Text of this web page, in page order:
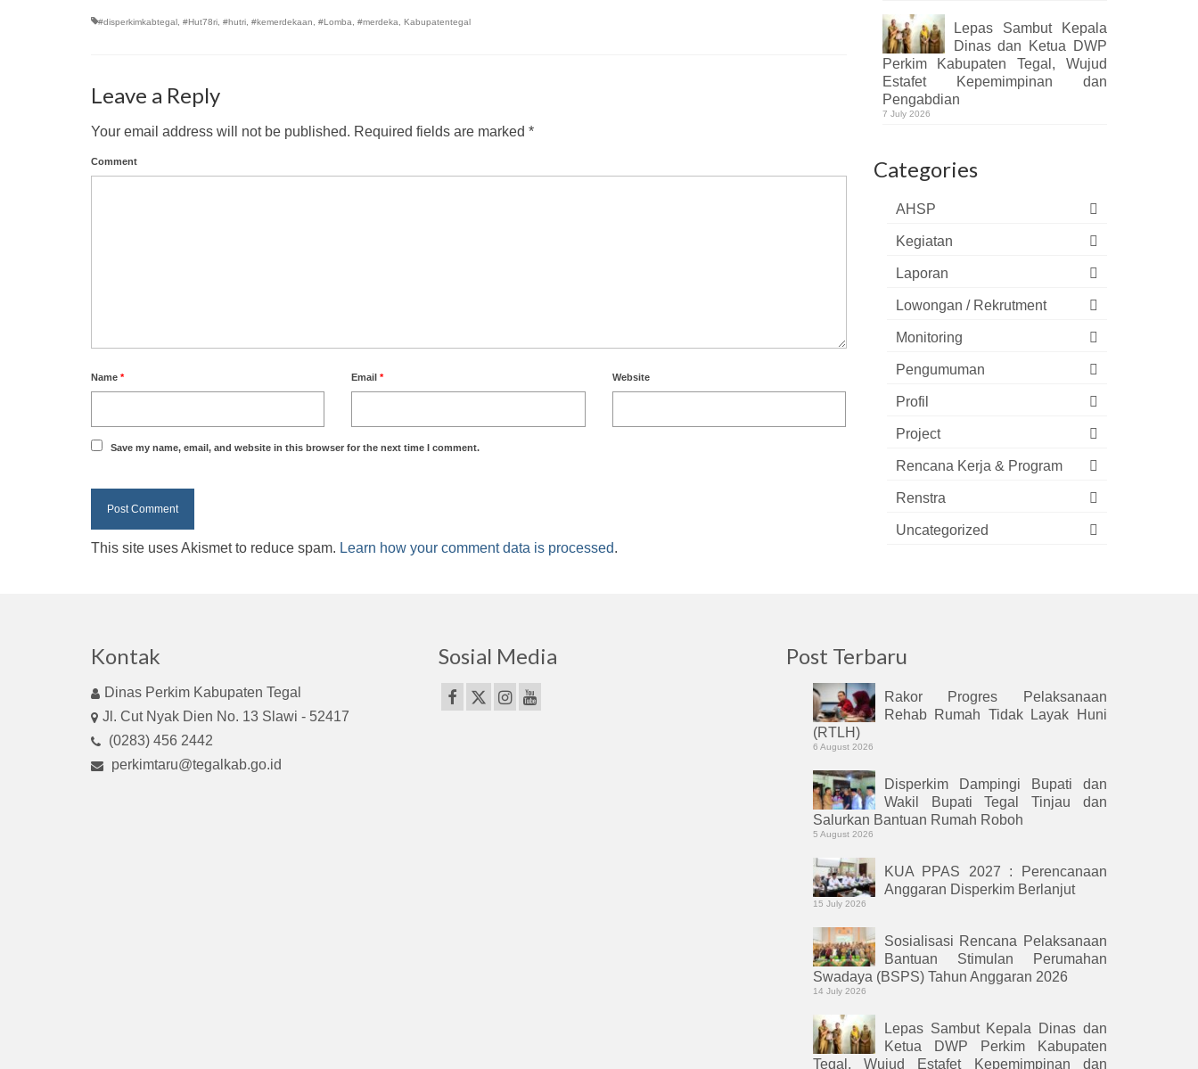
#disperkimkabtegal , #Hut78ri, #hutri, #kemerdekaan, #Lomba, #merdeka, Kabupatentegal
Leave a Reply
Your email address will not be published. Required fields are marked *
Comment
Name * Email* Website
Save my name, email, and website in this browser for the next time I comment.
This site uses Akismet to reduce spam. Learn how your comment data is processed.
Lepas Sambut Kepala
Dinas dan Ketua DWP
Perkim Kabupaten Tegal, Wujud
Estafet Kepemimpinan dan
Pengabdian
7 July 2026
Categories
AHSP
Kegiatan
Laporan
Lowongan / Rekrutment
Monitoring
Pengumuman
Profil
Project
Rencana Kerja & Program
Renstra
Uncategorized
Kontak
Dinas Perkim Kabupaten Tegal
Jl. Cut Nyak Dien No. 13 Slawi - 52417
(0283) 456 2442
perkimtaru@tegalkab.go.id
Sosial Media Post Terbaru
Rakor Progres Pelaksanaan
Rehab Rumah Tidak Layak Huni
(RTLH)
6 August 2026
Disperkim Dampingi Bupati dan
Wakil Bupati Tegal Tinjau dan
Salurkan Bantuan Rumah Roboh
5 August 2026
KUA PPAS 2027 : Perencanaan
Anggaran Disperkim Berlanjut
15 July 2026
Sosialisasi Rencana Pelaksanaan
Bantuan Stimulan Perumahan
Swadaya (BSPS) Tahun Anggaran 2026
14 July 2026
Lepas Sambut Kepala Dinas dan
Ketua DWP Perkim Kabupaten
Tegal, Wujud Estafet Kepemimpinan dan